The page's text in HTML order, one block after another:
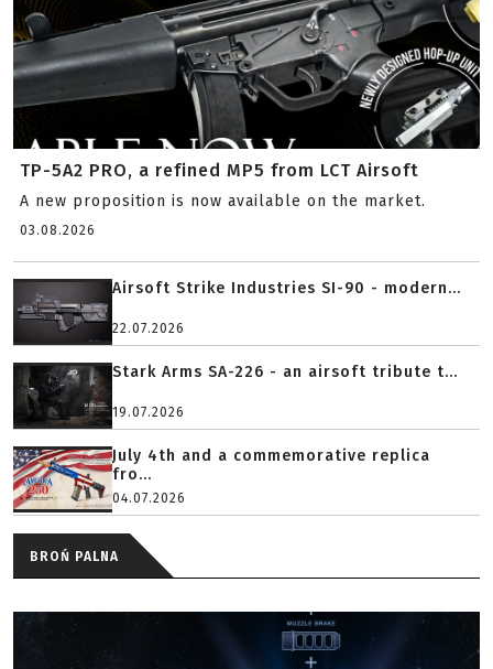
TP-5A2 PRO, a refined MP5 from LCT Airsoft
A new proposition is now available on the market.
03.08.2026
Airsoft Strike Industries SI-90 - modern...
22.07.2026
Stark Arms SA-226 - an airsoft tribute t...
19.07.2026
July 4th and a commemorative replica
fro...
04.07.2026
BROŃ PALNA